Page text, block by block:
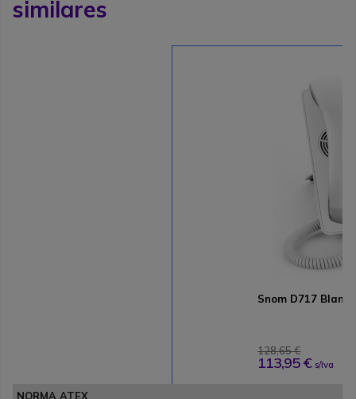
similares
Snom D717 Blanco
128,65 €
113,95 € s/Iva
NORMA ATEX